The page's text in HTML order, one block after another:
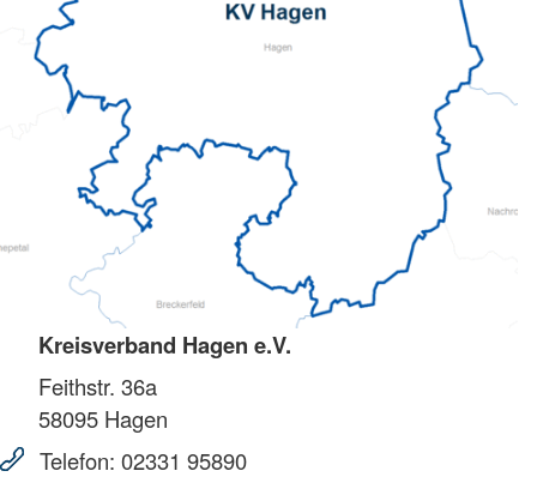
Kreisverband Hagen e.V.
Feithstr. 36a
58095 Hagen
Telefon: 02331 95890